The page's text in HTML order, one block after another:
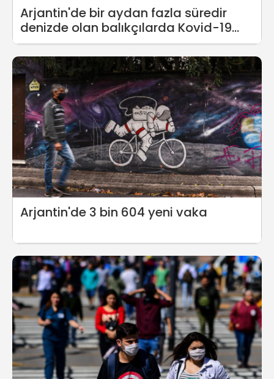
Arjantin'de bir aydan fazla süredir
denizde olan balıkçılarda Kovid-19
tespit edildi
Arjantin'de 3 bin 604 yeni vaka